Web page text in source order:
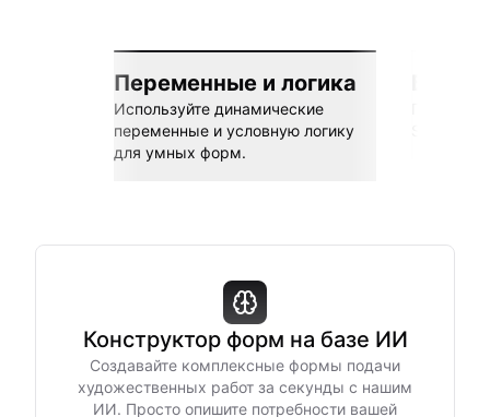
Переменные и логика
Используйте динамические
переменные и условную логику
для умных форм.
Конструктор форм на базе ИИ
Создавайте комплексные формы подачи
художественных работ за секунды с нашим
ИИ. Просто опишите потребности вашей